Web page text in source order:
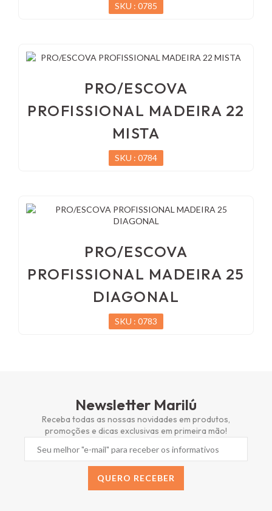
SKU : 0785
PRO/ESCOVA
PROFISSIONAL MADEIRA 22
MISTA
SKU : 0784
PRO/ESCOVA
PROFISSIONAL MADEIRA 25
DIAGONAL
SKU : 0783
Newsletter Marilú
Receba todas as nossas novidades em produtos,
promoções e dicas exclusivas em primeira mão!
QUERO RECEBER